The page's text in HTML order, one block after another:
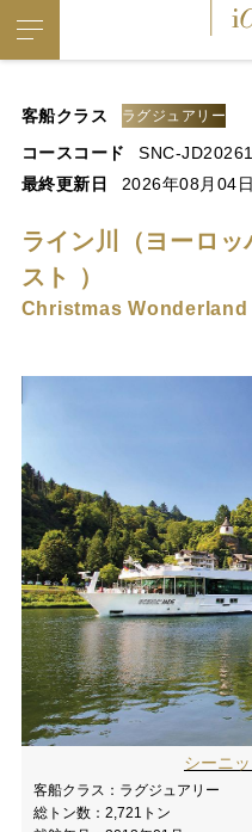
客船クラス ラグジュアリー
コースコード
SNC-
最終更新日
2026年08月04日
ライン川（ヨーロ
スト ）
Christmas
シーニ
客船クラス： ラグジュアリー
総トン数： 2,721トン